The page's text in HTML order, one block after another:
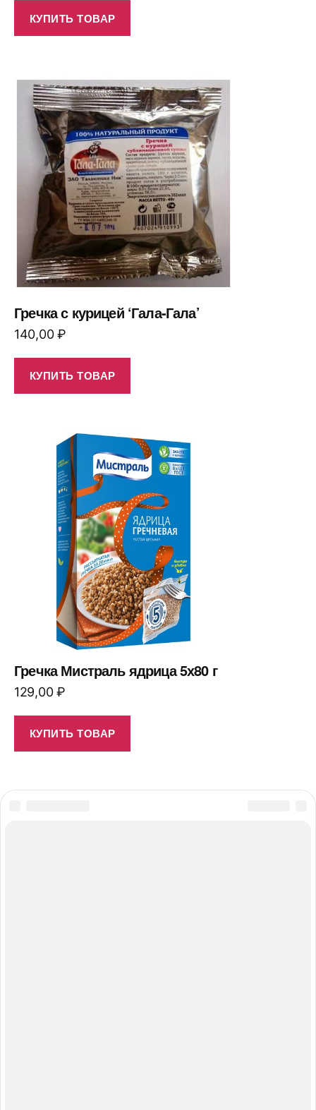
КУПИТЬ ТОВАР
Гречка с курицей ‘Гала-Гала’
140,00₽
КУПИТЬ ТОВАР
Гречка Мистраль ядрица 5х80 г
129,00₽
КУПИТЬ ТОВАР